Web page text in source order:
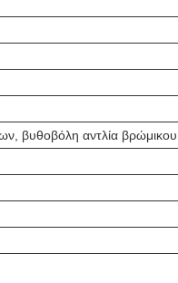
βυθοβόλη αντλία